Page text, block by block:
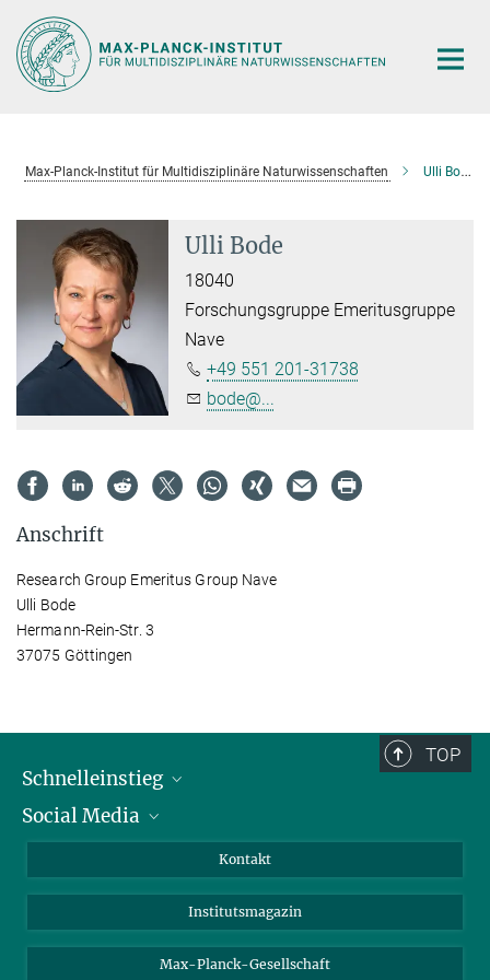
Hauptinhalt
Max-Planck-Institut für Multidisziplinäre Naturwissenschaften Ulli Bode
Ulli Bode
18040
Forschungsgruppe Emeritusgruppe
Nave
+49 551 201-31738
bode@...
Anschrift
Research Group Emeritus Group Nave
Ulli Bode
Hermann-Rein-Str. 3
37075 Göttingen
TOP
Schnelleinstieg
Alumni
Social Media
Facebook
Kontakt
Institutsmagazin
Max-Planck-Gesellschaft